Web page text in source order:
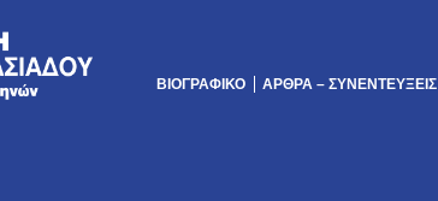
ΒΙΟΓΡΑΦΙΚΌ ΆΡΘΡΑ – ΣΥΝΕΝΤΕΎΞΕΙΣ